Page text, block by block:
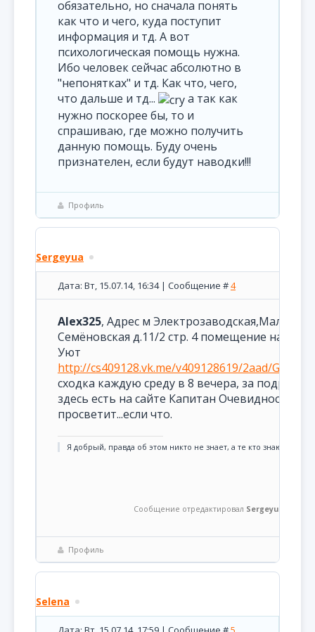
обязательно, но сначала понять
как что и чего, куда поступит
информация и тд. А вот
психологическая помощь нужна.
Ибо человек сейчас абсолютно в
"непонятках" и тд. Как что, чего,
что дальше и тд...
а так как
нужно поскорее бы, то и
спрашиваю, где можно получить
данную помощь. Буду очень
признателен, если будут наводки!!!
Профиль
Sergeyua
Дата: Вт, 15.07.14, 16:34 | Сообщение #4
Alex325, Адрес м Электрозаводская,Малая
Семёновская д.11/2 стр. 4 помещение над
Уют
http://cs409128.vk.me/v409128619/2aad/
сходка каждую среду в 8 вечера, за
здесь есть на сайте Капитан Очевидность, он
просветит...если что.
Я добрый, правда об этом никто не знает, а те кто знают уже не
Сообщение отредактировал Sergeyua
Профиль
Selena